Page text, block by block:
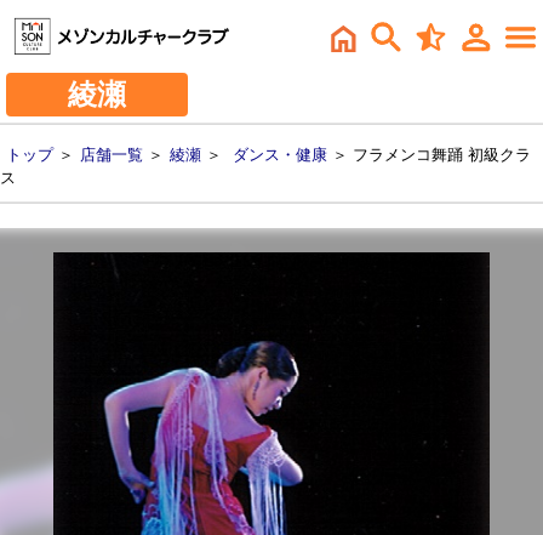
綾瀬
トップ＞ 店舗一覧 ＞ 綾瀬 ＞ ダンス・健康 ＞ フラメンコ舞踊 初級クラ
ス